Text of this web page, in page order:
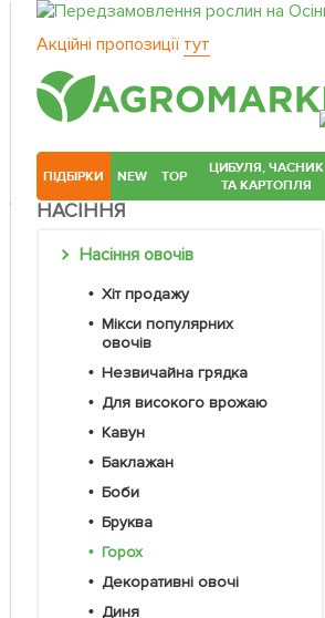
Акційні пропозиції тут
ПІДБІРКИ NEW TOP
ЦИБУЛЯ, ЧАСНИК
ТА КАРТОПЛЯ
НАСІННЯ
Насіння овочів
Хіт продажу
Мікси популярних
овочів
Незвичайна грядка
Для високого врожаю
Кавун
Баклажан
Боби
Бруква
Горох
Декоративні овочі
Диня